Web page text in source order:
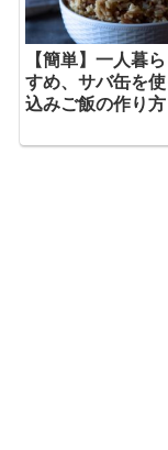
【簡単】一人暮
すめ、サバ缶を
込みご飯の作り方